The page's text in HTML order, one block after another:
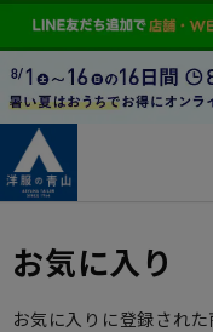
お気に入り
お気に入りに登録された